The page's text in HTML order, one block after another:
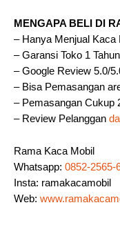
MENGAPA BELI DI
– Hanya Menjual Kaca
– Garansi Toko 1 Tahun
– Google Review 5.0/
– Bisa Pemasangan
– Pemasangan Cukup
– Review Pelanggan
Rama Kaca Mobil
Whatsapp: 0852-2565-
Insta: ramakacamobil
Web: